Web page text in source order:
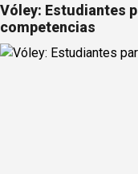
Vóley: Estudiantes
competencias